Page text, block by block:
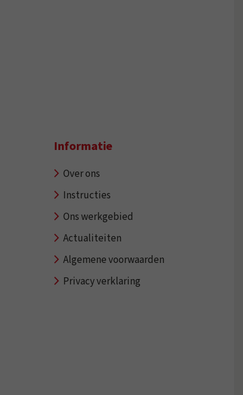
Informatie
Over ons
Instructies
Ons werkgebied
Actualiteiten
Algemene voorwaarden
Privacy verklaring